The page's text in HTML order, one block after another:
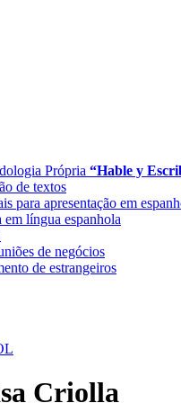
Própria “Hable y
de textos
para apresentação em
língua espanhola
de negócios
de estrangeiros
Criolla